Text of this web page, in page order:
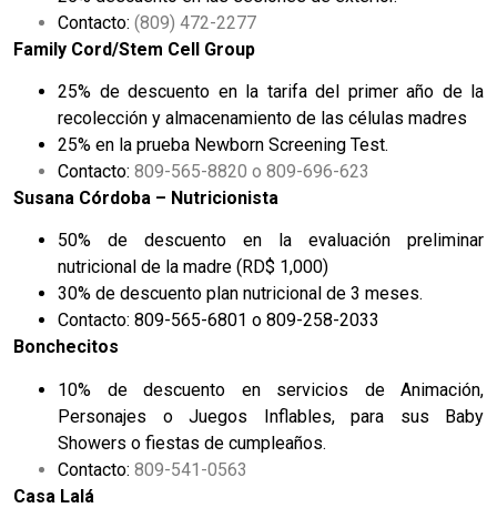
Contacto: (809) 472-2277
Family Cord/Stem Cell Group
25% de descuento en la tarifa del primer año de la
recolección y almacenamiento de las células madres
25% en la prueba Newborn Screening Test.
Contacto: 809-565-8820 o 809-696-623
Susana Córdoba – Nutricionista
50% de descuento en la evaluación preliminar
nutricional de la madre (RD$ 1,000)
30% de descuento plan nutricional de 3 meses.
Contacto: 809-565-6801 o 809-258-2033
Bonchecitos
10% de descuento en servicios de Animación,
Personajes o Juegos Inflables, para sus Baby
Showers o fiestas de cumpleaños.
Contacto: 809-541-0563
Casa Lalá